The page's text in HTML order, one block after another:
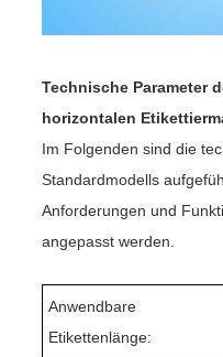
Technische Parameter
horizontalen
Im Folgenden sind die
Standardmodells
Anforderungen und
angepasst werden.
Anwendbare
Etikettenlänge: